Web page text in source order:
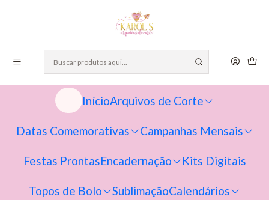
InícioArquivos de Corte
Datas Comemorativas Campanhas Mensais
Festas ProntasEncadernação Kits Digitais
Topos de Bolo SublimaçãoCalendários